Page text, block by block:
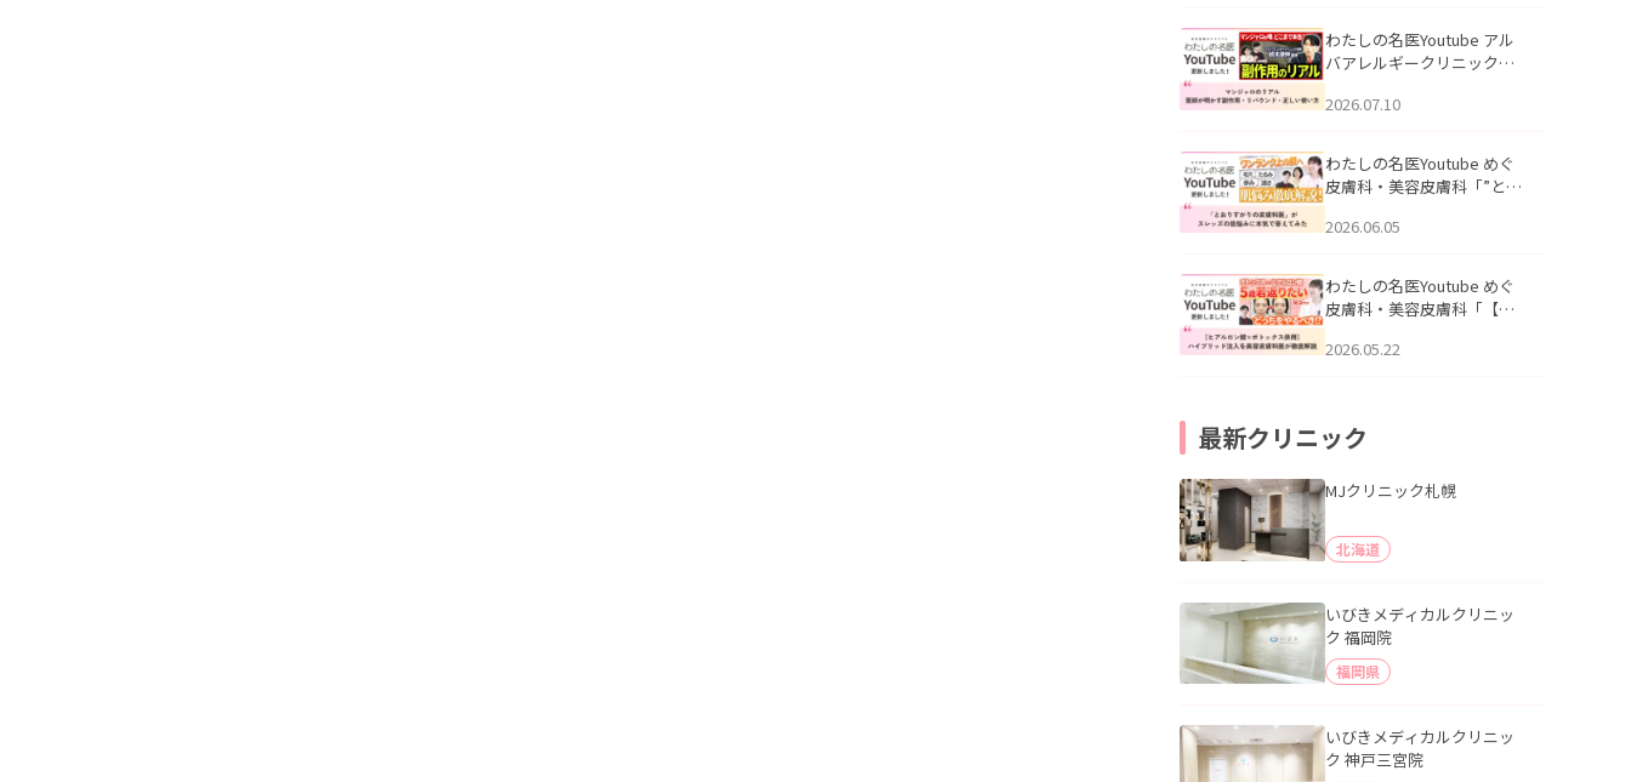
説」を公開いたしました。
わたしの名医Youtube アル
バアレルギークリニック札
医師が明かす副作用・リバ
公開いたしました。
2026.07.10
わたしの名医Youtube めぐ
皮膚科・美容皮膚科「”とお
ッズの肌悩みに本気で答え
た。
2026.06.05
わたしの名医Youtube めぐ
皮膚科・美容皮膚科「【ヒ
用】ハイブリッド注入を美
2026.05.22
最新クリニック
MJクリニック札幌
北海道
いびきメディカルクリニッ
ク 福岡院
福岡県
いびきメディカルクリニッ
ク 神戸三宮院